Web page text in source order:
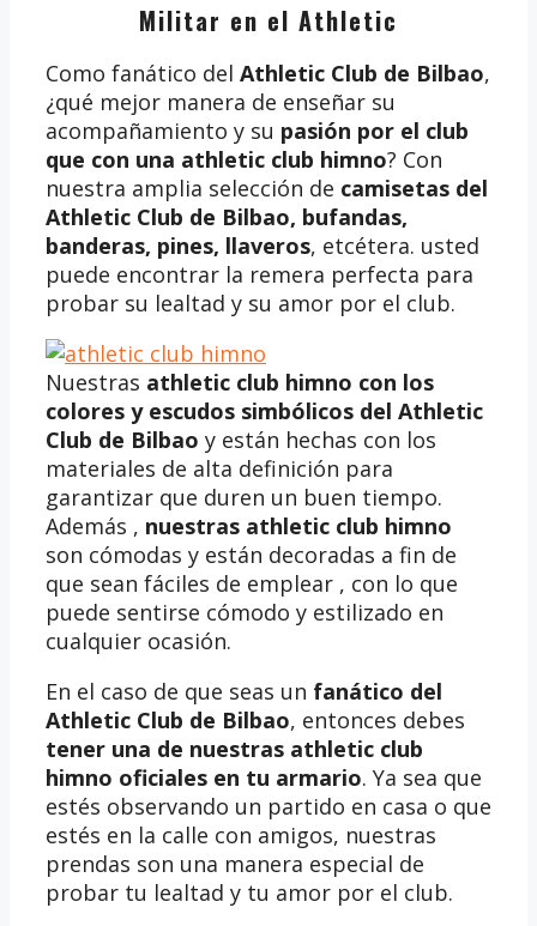
Militar en el Athletic
Como fanático del Athletic Club de Bilbao,
¿qué mejor manera de enseñar su
acompañamiento y su pasión por el club
que con una athletic club himno? Con
nuestra amplia selección de camisetas del
Athletic Club de Bilbao, bufandas,
banderas, pines, llaveros, etcétera. usted
puede encontrar la remera perfecta para
probar su lealtad y su amor por el club.
Nuestras athletic club himno con los
colores y escudos simbólicos del Athletic
Club de Bilbao y están hechas con los
materiales de alta definición para
garantizar que duren un buen tiempo.
Además , nuestras athletic club himno
son cómodas y están decoradas a fin de
que sean fáciles de emplear , con lo que
puede sentirse cómodo y estilizado en
cualquier ocasión.
En el caso de que seas un fanático del
Athletic Club de Bilbao, entonces debes
tener una de nuestras athletic club
himno oficiales en tu armario. Ya sea que
estés observando un partido en casa o que
estés en la calle con amigos, nuestras
prendas son una manera especial de
probar tu lealtad y tu amor por el club.